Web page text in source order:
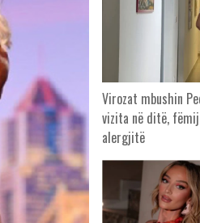
Virozat mbushin
vizita në ditë,
alergjitë